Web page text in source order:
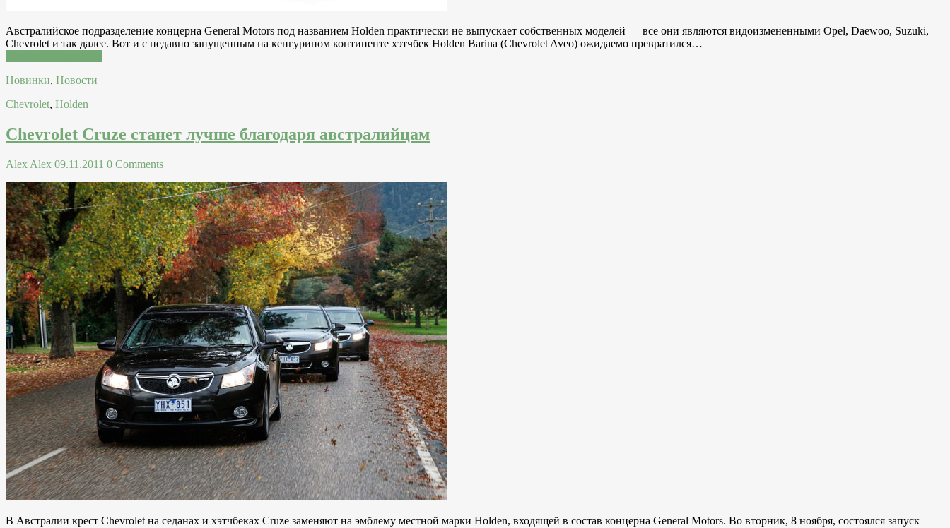
Австралийское подразделение концерна General Motors под названием Holden практически не выпускает собственных моделей — все они являются видоизмененными Opel, Daewoo, Suzuki,
Chevrolet и так далее. Вот и с недавно запущенным на кенгурином континенте хэтчбек Holden Barina (Chevrolet Aveo) ожидаемо превратился…
Новинки, Новости
Chevrolet, Holden
Chevrolet Cruze станет лучше благодаря австралийцам
Alex Alex 09.11.2011 0 Comments
В Австралии крест Chevrolet на седанах и хэтчбеках Cruze заменяют на эмблему местной марки Holden, входящей в состав концерна General Motors. Во вторник, 8 ноября, состоялся запуск